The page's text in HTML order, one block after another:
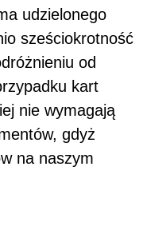
udzielonego
sześciokrotność
od
kart
nie wymagają
gdyż
na naszym